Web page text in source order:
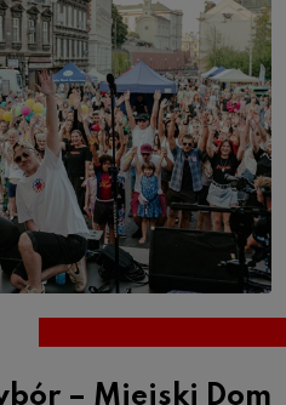
– Miejski Dom